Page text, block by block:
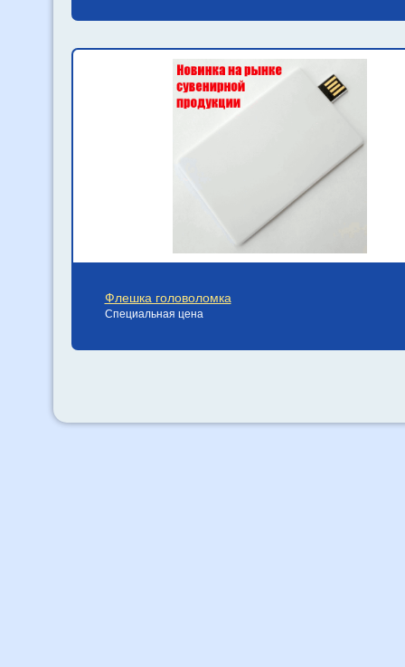
Флешка головоломка
Специальная цена